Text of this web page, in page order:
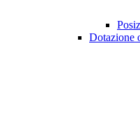
Dotazione